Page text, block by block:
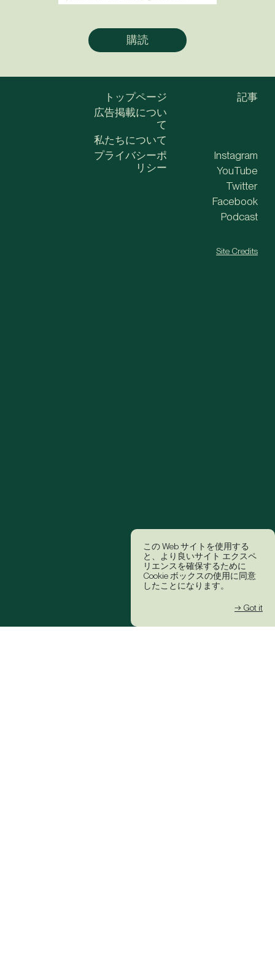
この Web サイトを使用する
と、より良いサイト エクスペ
リエンスを確保するために
Cookie ボックスの使用に同意
したことになります。
→ Got it
トップページ
広告掲載につい
て
私たちについて
記事
プライバシーポ
リシー
Instagram
YouTube
Twitter
Facebook
Podcast
Site Credits